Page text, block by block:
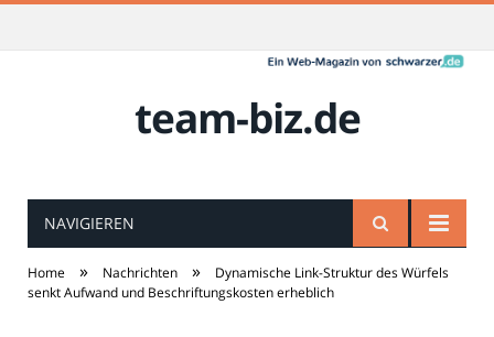
team-biz.de
NAVIGIEREN
Home » Nachrichten »
Dynamische Link-Struktur des Würfels
senkt Aufwand und Beschriftungskosten erheblich